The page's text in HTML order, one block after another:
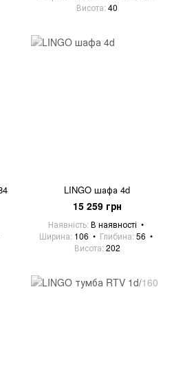
Висота 40
LINGO шафа 4d
15 259 грн
Наявність В наявності
Ширина 106 Глибина 56
Висота 202